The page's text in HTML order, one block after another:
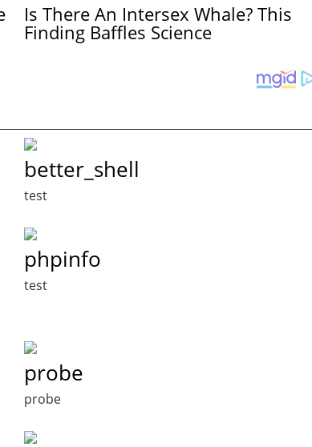
Is There An Intersex Whale? This
Finding Baffles Science
better_shell
test
phpinfo
test
probe
probe